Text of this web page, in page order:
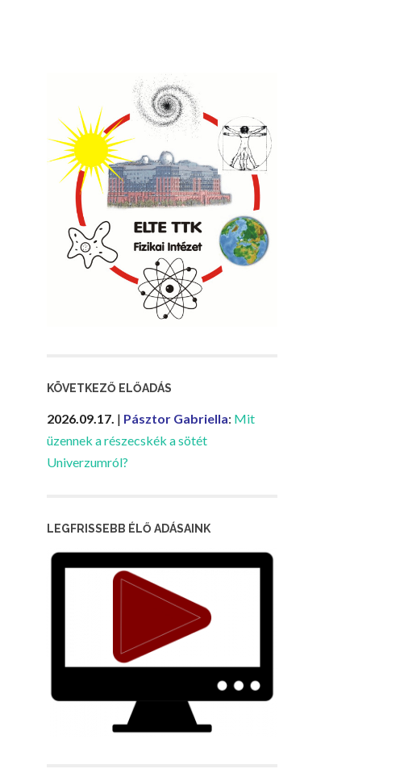
KÖVETKEZŐ ELŐADÁS
2026.09.17. | Pásztor Gabriella: Mit
üzennek a részecskék a sötét
Univerzumról?
LEGFRISSEBB ÉLŐ ADÁSAINK